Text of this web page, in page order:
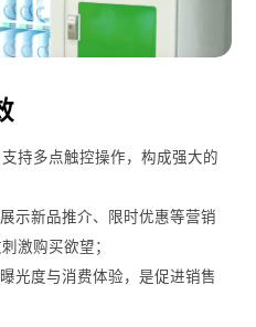
持多点触控操作，构成强大的
示新品推介、限时优惠等营销
激购买欲望；
光度与消费体验，是促进销售